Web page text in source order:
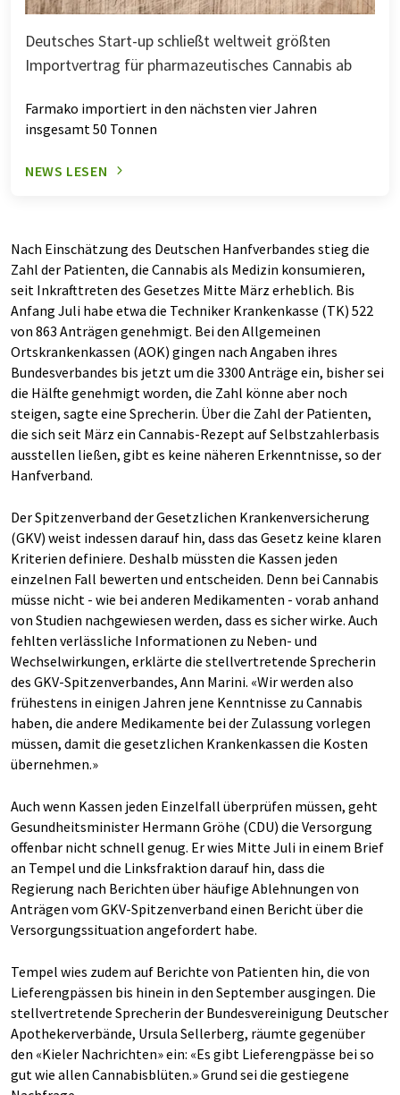
Deutsches Start-up schließt weltweit größten
Importvertrag für pharmazeutisches Cannabis ab
Farmako importiert in den nächsten vier Jahren
insgesamt 50 Tonnen
NEWS LESEN
Nach Einschätzung des Deutschen Hanfverbandes stieg die
Zahl der Patienten, die Cannabis als Medizin konsumieren,
seit Inkrafttreten des Gesetzes Mitte März erheblich. Bis
Anfang Juli habe etwa die Techniker Krankenkasse (TK) 522
von 863 Anträgen genehmigt. Bei den Allgemeinen
Ortskrankenkassen (AOK) gingen nach Angaben ihres
Bundesverbandes bis jetzt um die 3300 Anträge ein, bisher sei
die Hälfte genehmigt worden, die Zahl könne aber noch
steigen, sagte eine Sprecherin. Über die Zahl der Patienten,
die sich seit März ein Cannabis-Rezept auf Selbstzahlerbasis
ausstellen ließen, gibt es keine näheren Erkenntnisse, so der
Hanfverband.
Der Spitzenverband der Gesetzlichen Krankenversicherung
(GKV) weist indessen darauf hin, dass das Gesetz keine klaren
Kriterien definiere. Deshalb müssten die Kassen jeden
einzelnen Fall bewerten und entscheiden. Denn bei Cannabis
müsse nicht - wie bei anderen Medikamenten - vorab anhand
von Studien nachgewiesen werden, dass es sicher wirke. Auch
fehlten verlässliche Informationen zu Neben- und
Wechselwirkungen, erklärte die stellvertretende Sprecherin
des GKV-Spitzenverbandes, Ann Marini. «Wir werden also
frühestens in einigen Jahren jene Kenntnisse zu Cannabis
haben, die andere Medikamente bei der Zulassung vorlegen
müssen, damit die gesetzlichen Krankenkassen die Kosten
übernehmen.»
Auch wenn Kassen jeden Einzelfall überprüfen müssen, geht
Gesundheitsminister Hermann Gröhe (CDU) die Versorgung
offenbar nicht schnell genug. Er wies Mitte Juli in einem Brief
an Tempel und die Linksfraktion darauf hin, dass die
Regierung nach Berichten über häufige Ablehnungen von
Anträgen vom GKV-Spitzenverband einen Bericht über die
Versorgungssituation angefordert habe.
Tempel wies zudem auf Berichte von Patienten hin, die von
Lieferengpässen bis hinein in den September ausgingen. Die
stellvertretende Sprecherin der Bundesvereinigung Deutscher
Apothekerverbände, Ursula Sellerberg, räumte gegenüber
den «Kieler Nachrichten» ein: «Es gibt Lieferengpässe bei so
gut wie allen Cannabisblüten.» Grund sei die gestiegene